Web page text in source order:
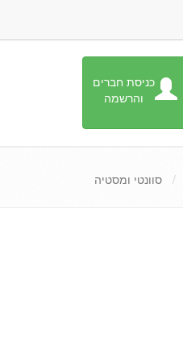
כניסת חברים
והרשמה
סוונטי ומסטיה